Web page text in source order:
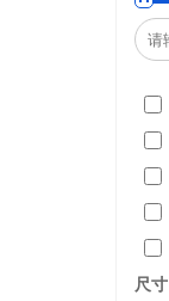
尺寸